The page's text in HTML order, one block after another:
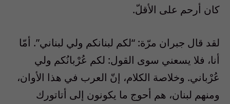
كان أرحم على الأقلّ.
لقد قال جبران مرّة: “لكم لبنانكم ولي لبناني”. أمّا
أنا، فلا يسعني سوى القول: لكم عُرْبانُكم ولي
عُرْباني. وخلاصة الكلام، إنّ العرب في هذا الأوان،
ومنهم لبنان، هم أحوج ما يكونون إلى أتاتورك